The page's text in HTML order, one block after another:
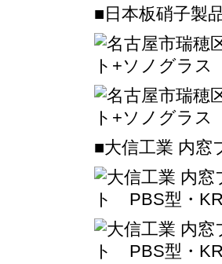
■日本板硝子
■大信工業 内